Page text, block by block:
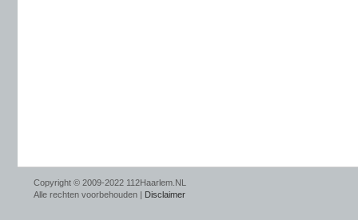
Copyright © 2009-2022 112Haarlem.NL
Alle rechten voorbehouden | Disclaimer